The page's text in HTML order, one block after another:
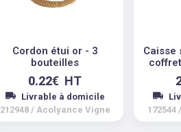
Cordon étui or - 3
bouteilles
0.22€ HT
Livrable à domicile
212948 / Acolyance Vigne
Caisse
172544 /